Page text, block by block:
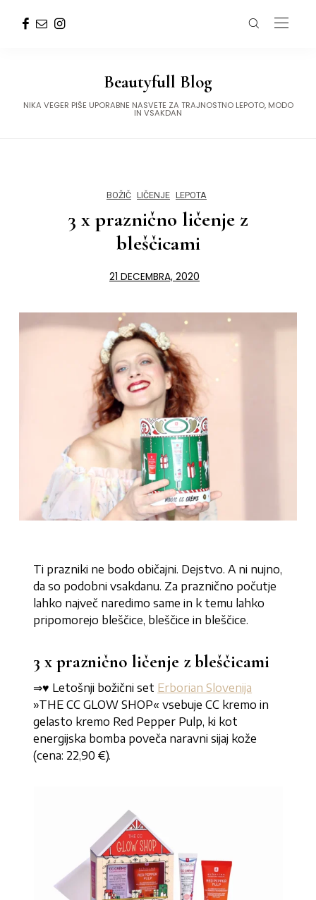
Beautyfull Blog
NIKA VEGER PIŠE UPORABNE NASVETE ZA TRAJNOSTNO LEPOTO, MODO
IN VSAKDAN
BOŽIČ LIČENJE LEPOTA
3 x praznično ličenje z
bleščicami
21 DECEMBRA, 2020
Ti prazniki ne bodo običajni. Dejstvo. A ni nujno,
da so podobni vsakdanu. Za praznično počutje
lahko največ naredimo same in k temu lahko
pripomorejo bleščice, bleščice in bleščice.
3 x praznično ličenje z bleščicami
⇒♥ Letošnji božični set Erborian Slovenija
»THE CC GLOW SHOP« vsebuje CC kremo in
gelasto kremo Red Pepper Pulp, ki kot
energijska bomba poveča naravni sijaj kože
(cena: 22,90 €).